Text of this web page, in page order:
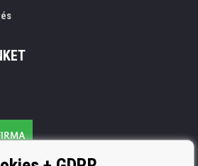
ISO 9001 tanúsítvánnyal rendelkezik